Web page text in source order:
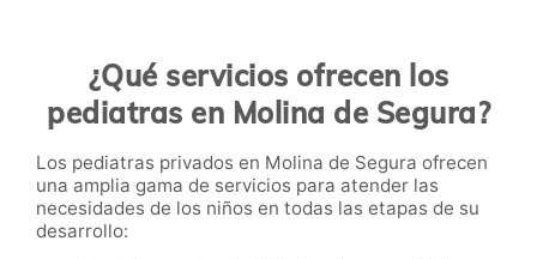
¿Qué servicios ofrecen los
pediatras en Molina de Segura?
Los pediatras privados en Molina de Segura ofrecen
una amplia gama de servicios para atender las
necesidades de los niños en todas las etapas de su
desarrollo: